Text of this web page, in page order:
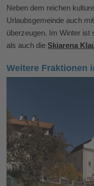
Neben dem reichen
Urlaubsgemeinde auch
überzeugen. Im Winter ist
als auch die Skiarena
Weitere Fraktionen